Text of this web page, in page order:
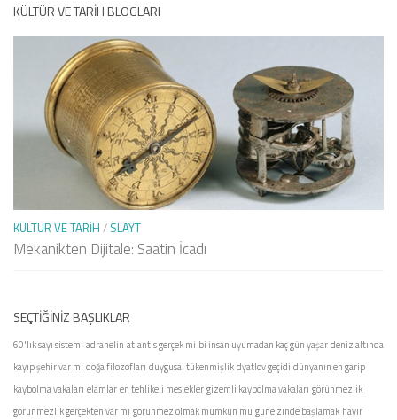
KÜLTÜR VE TARIH BLOGLARI
KÜLTÜR VE TARIH / SLAYT
Mekanikten Dijitale: Saatin İcadı
SEÇTIĞINIZ BAŞLIKLAR
60'lık sayı sistemi adranelin atlantis gerçek mi bi insan uyumadan kaç gün yaşardeniz altında
kayıp şehir var mı doğa filozofları duygusal tükenmişlikdyatlov geçidi dünyanın en garip
kaybolma vakaları elamlaren tehlikeli mesleklergizemli kaybolma vakaları görünmezlik
görünmezlik gerçekten var mı görünmez olmak mümkün mü güne zinde başlamak hayır